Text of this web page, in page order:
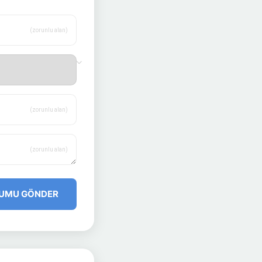
(zorunlu alan)
(zorunlu alan)
(zorunlu alan)
GÖNDER